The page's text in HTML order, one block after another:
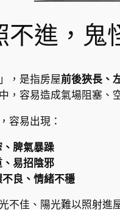
不進，
，是指房屋前後狹長、
，容易造成氣場阻塞、
容易出現：
脾氣暴躁
、易招陰邪
不良、情緒不穩
不佳、陽光難以照射進